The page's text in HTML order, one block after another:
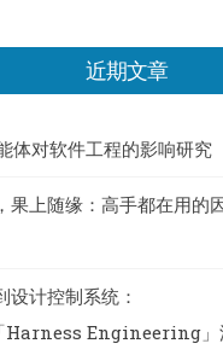
近期文章
体对软件工程的影响研究
果上随缘：高手都在用的
设计控制系统：
Harness Engineering」